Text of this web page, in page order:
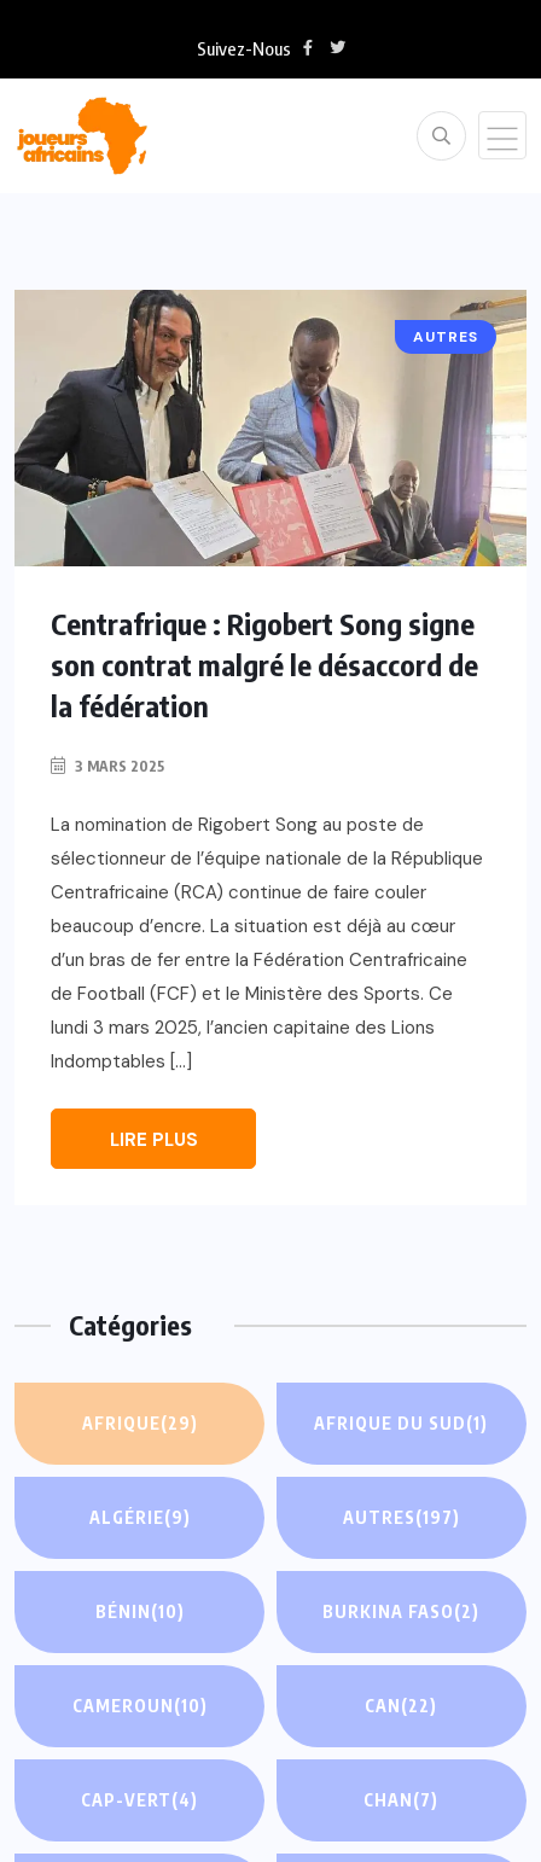
Suivez-Nous
AUTRES
Centrafrique : Rigobert Song signe
son contrat malgré le désaccord de
la fédération
3 MARS 2025
La nomination de Rigobert Song au poste de
sélectionneur de l’équipe nationale de la République
Centrafricaine (RCA) continue de faire couler
beaucoup d’encre. La situation est déjà au cœur
d’un bras de fer entre la Fédération Centrafricaine
de Football (FCF) et le Ministère des Sports. Ce
lundi 3 mars 2025, l’ancien capitaine des Lions
Indomptables […]
LIRE PLUS
Catégories
AFRIQUE(29) AFRIQUE DU SUD(1)
ALGÉRIE(9) AUTRES(197)
BÉNIN(10) BURKINA FASO(2)
CAMEROUN(10) CAN(22)
CAP-VERT(4) CHAN(7)